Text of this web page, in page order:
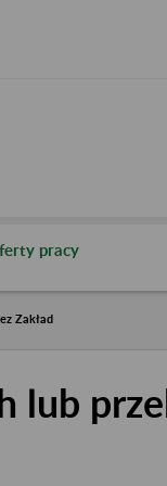
pracy
Zakład
lub